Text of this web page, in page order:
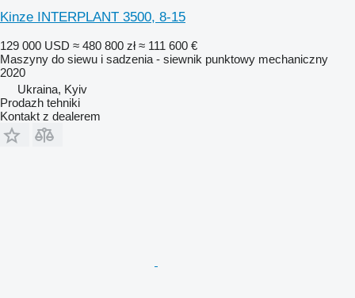
Kinze INTERPLANT 3500, 8-15
129 000 USD ≈ 480 800 zł ≈ 111 600 €
Maszyny do siewu i sadzenia - siewnik punktowy mechaniczny
2020
Ukraina, Kyiv
Prodazh tehniki
Kontakt z dealerem